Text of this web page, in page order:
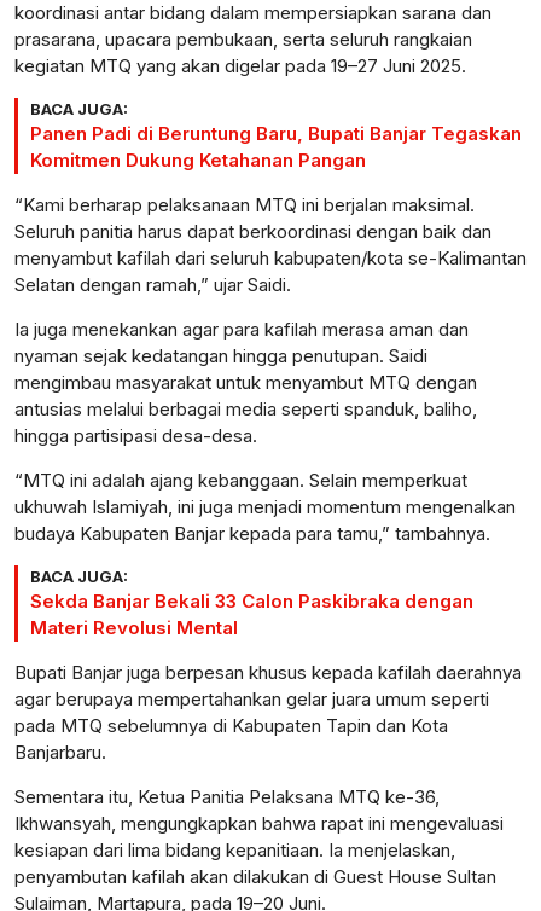
koordinasi antar bidang dalam mempersiapkan sarana dan
prasarana, upacara pembukaan, serta seluruh rangkaian
kegiatan MTQ yang akan digelar pada 19–27 Juni 2025.
BACA JUGA:
Panen Padi di Beruntung Baru, Bupati Banjar Tegaskan
Komitmen Dukung Ketahanan Pangan
“Kami berharap pelaksanaan MTQ ini berjalan maksimal.
Seluruh panitia harus dapat berkoordinasi dengan baik dan
menyambut kafilah dari seluruh kabupaten/kota se-Kalimantan
Selatan dengan ramah,” ujar Saidi.
Ia juga menekankan agar para kafilah merasa aman dan
nyaman sejak kedatangan hingga penutupan. Saidi
mengimbau masyarakat untuk menyambut MTQ dengan
antusias melalui berbagai media seperti spanduk, baliho,
hingga partisipasi desa-desa.
“MTQ ini adalah ajang kebanggaan. Selain memperkuat
ukhuwah Islamiyah, ini juga menjadi momentum mengenalkan
budaya Kabupaten Banjar kepada para tamu,” tambahnya.
BACA JUGA:
Sekda Banjar Bekali 33 Calon Paskibraka dengan
Materi Revolusi Mental
Bupati Banjar juga berpesan khusus kepada kafilah daerahnya
agar berupaya mempertahankan gelar juara umum seperti
pada MTQ sebelumnya di Kabupaten Tapin dan Kota
Banjarbaru.
Sementara itu, Ketua Panitia Pelaksana MTQ ke-36,
Ikhwansyah, mengungkapkan bahwa rapat ini mengevaluasi
kesiapan dari lima bidang kepanitiaan. Ia menjelaskan,
penyambutan kafilah akan dilakukan di Guest House Sultan
Sulaiman, Martapura, pada 19–20 Juni.